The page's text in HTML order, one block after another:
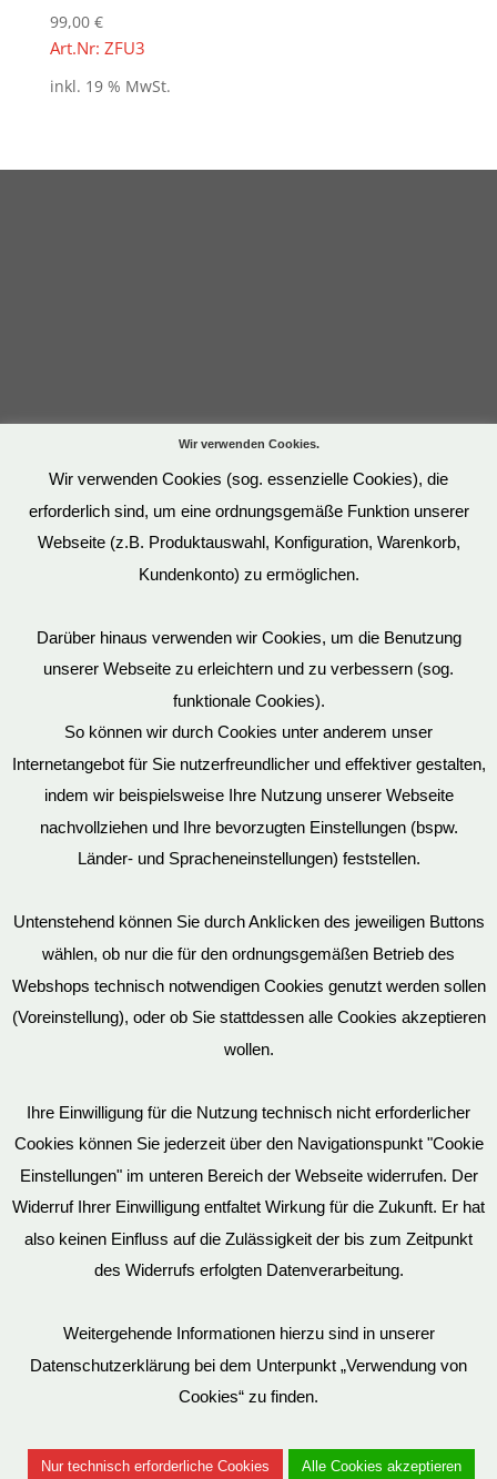
99,00 €
Art.Nr: ZFU3
inkl. 19 % MwSt.
Datenschutz
Mein Konto
Vertrag widerrufen
Impressum
Bitte beachten Sie, dass wir für einen zunehmenden Teil der von
uns hergestellten SM-Möbel deutsche Geschmacksmuster beim
Deutschen Patent und Markenamt (DPMA) haben eintragen
Genehmigung zu benutzen. Entsprechende Verstöße werden von
Wir verwenden Cookies.
Wir verwenden Cookies (sog. essenzielle Cookies), die
erforderlich sind, um eine ordnungsgemäße Funktion unserer
Webseite (z.B. Produktauswahl, Konfiguration, Warenkorb,
Kundenkonto) zu ermöglichen.
Darüber hinaus verwenden wir Cookies, um die Benutzung
unserer Webseite zu erleichtern und zu verbessern (sog.
funktionale Cookies).
So können wir durch Cookies unter anderem unser
Internetangebot für Sie nutzerfreundlicher und effektiver gestalten,
indem wir beispielsweise Ihre Nutzung unserer Webseite
nachvollziehen und Ihre bevorzugten Einstellungen (bspw.
Länder- und Spracheneinstellungen) feststellen.
Untenstehend können Sie durch Anklicken des jeweiligen Buttons
wählen, ob nur die für den ordnungsgemäßen Betrieb des
Webshops technisch notwendigen Cookies genutzt werden sollen
(Voreinstellung), oder ob Sie stattdessen alle Cookies akzeptieren
wollen.
Ihre Einwilligung für die Nutzung technisch nicht erforderlicher
Cookies können Sie jederzeit über den Navigationspunkt "Cookie
Einstellungen" im unteren Bereich der Webseite widerrufen. Der
Widerruf Ihrer Einwilligung entfaltet Wirkung für die Zukunft. Er hat
also keinen Einfluss auf die Zulässigkeit der bis zum Zeitpunkt
des Widerrufs erfolgten Datenverarbeitung.
Weitergehende Informationen hierzu sind in unserer
Datenschutzerklärung bei dem Unterpunkt „Verwendung von
Cookies“ zu finden.
Nur technisch erforderliche Cookies Alle Cookies akzeptieren